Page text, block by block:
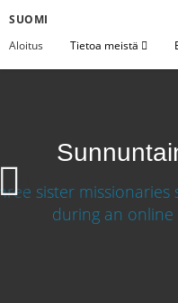
SUOMI
Aloitus
Tietoa meistä